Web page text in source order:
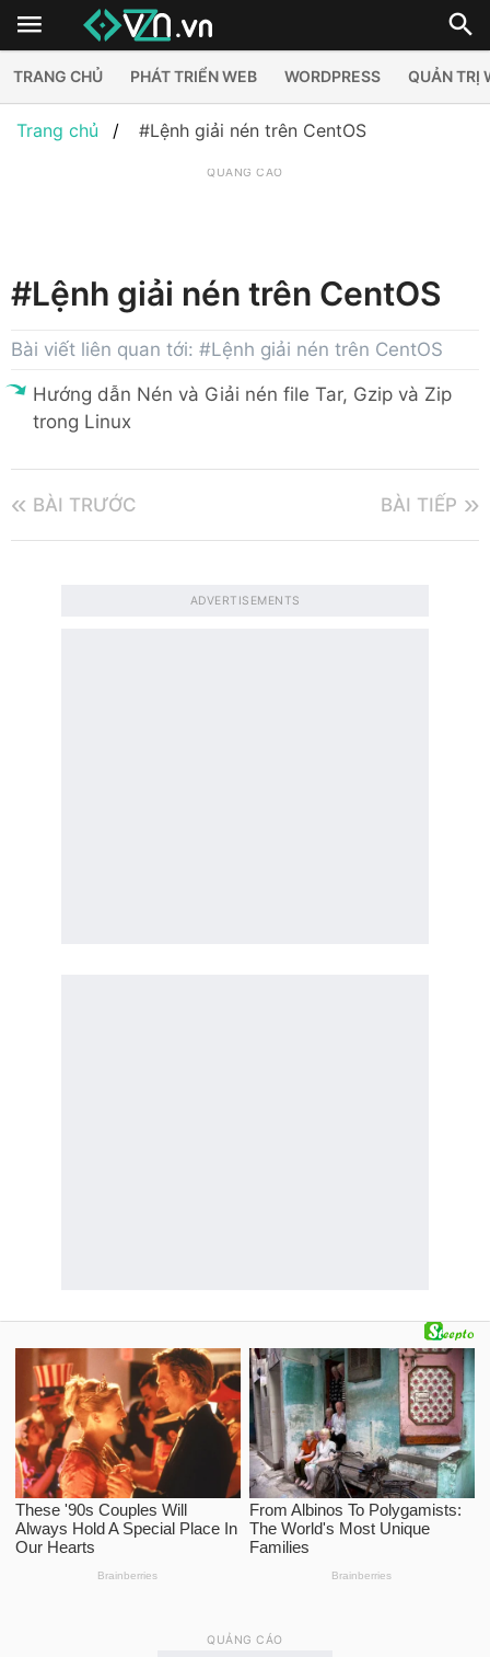
TRANG CHỦ PHÁT TRIỂN WEB WORDPRESS QUẢN TRỊ
Trang chủ #Lệnh giải nén trên CentOS
QUẢNG CÁO
#Lệnh giải nén trên CentOS
Bài viết liên quan tới: #Lệnh giải nén trên CentOS
Hướng dẫn Nén và Giải nén file Tar, Gzip và Zip
trong Linux
BÀI TRƯỚC BÀI TIẾP
ADVERTISEMENTS
QUẢNG CÁO